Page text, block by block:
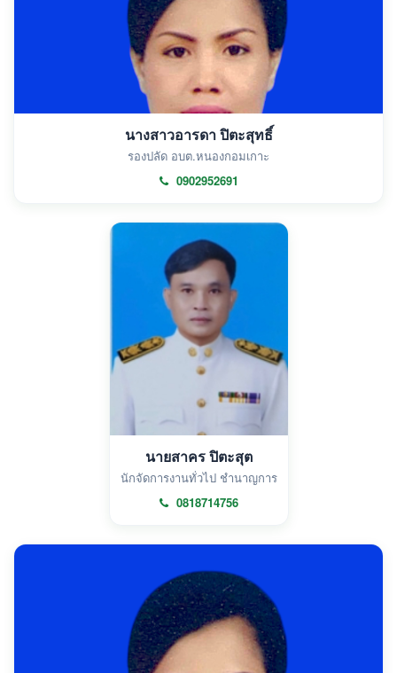
นางสาวอารดา ปิตะสุทธิ์
รองปลัด อบต.หนองกอมเกาะ
0902952691
นายสาคร ปิตะสุต
นักจัดการงานทั่วไป ชำนาญการ
0818714756